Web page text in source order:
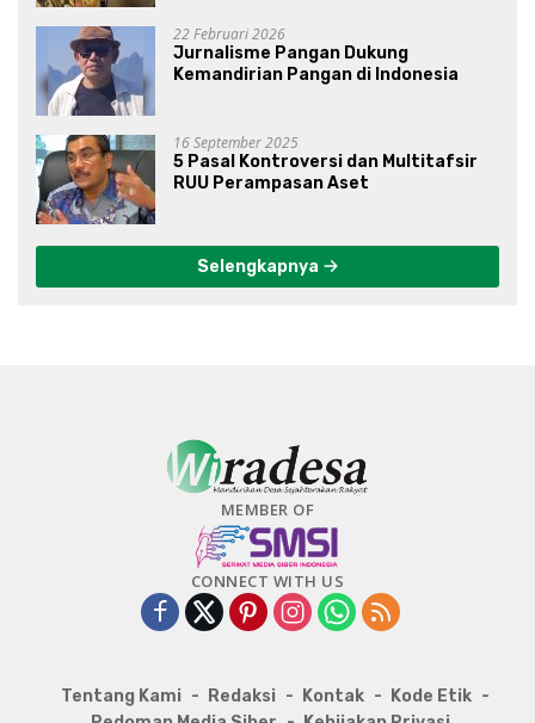
22 Februari 2026
Jurnalisme Pangan Dukung
Kemandirian Pangan di Indonesia
16 September 2025
5 Pasal Kontroversi dan Multitafsir
RUU Perampasan Aset
Selengkapnya
MEMBER OF
CONNECT WITH US
Tentang Kami Redaksi Kontak
Kode Etik